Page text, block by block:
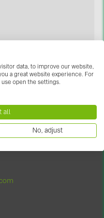
data, to improve our website,
a great website experience. For
open the settings.
all
No, adjust